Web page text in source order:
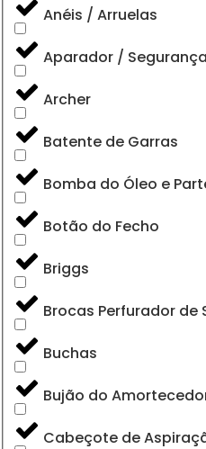
Anéis / Arruelas
Aparador /
Archer
Batente de Garras
Bomba do Óleo e
Botão do Fecho
Briggs
Brocas Perfurador de
Buchas
Bujão do
Cabeçote de